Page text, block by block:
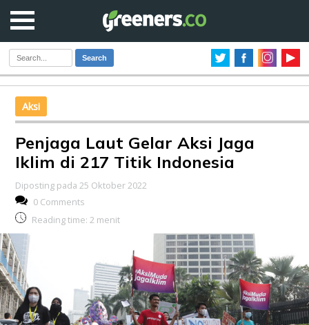
Search
Aksi
Penjaga Laut Gelar Aksi Jaga
Iklim di 217 Titik Indonesia
Diposting pada 25 Oktober 2022
0 Comments
Reading time: 2 menit